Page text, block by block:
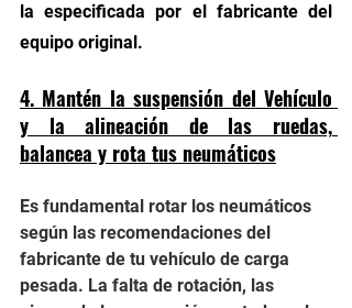
la especificada por el fabricante del
equipo original.
4. Mantén la suspensión del Vehículo
y la alineación de las ruedas,
balancea y rota tus neumáticos
Es fundamental rotar los neumáticos
según las recomendaciones del
fabricante de tu vehículo de carga
pesada. La falta de rotación, las